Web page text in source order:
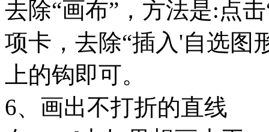
去除“画布”，方法是:点
项卡，去除“插入'自选图
上的钩即可。
6、画出不打折的直线